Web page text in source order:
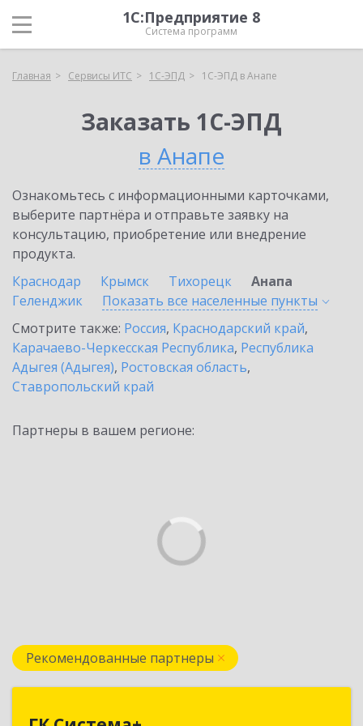
1С:Предприятие 8
Система программ
Главная Сервисы ИТС 1С-ЭПД 1С-ЭПД в Анапе
Заказать 1С-ЭПД
в Анапе
Ознакомьтесь с информационными карточками,
выберите партнёра и отправьте заявку на
консультацию, приобретение или внедрение
продукта.
Краснодар
Крымск Тихорецк
Анапа
Геленджик
Показать все населенные пункты
Смотрите также: Россия, Краснодарский край,
Карачаево-Черкесская Республика, Республика
Адыгея (Адыгея), Ростовская область,
Ставропольский край
Партнеры в вашем регионе:
Рекомендованные партнеры